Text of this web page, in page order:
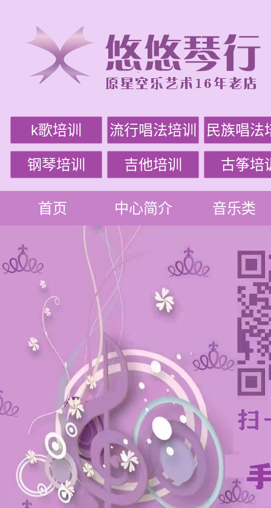
k歌培训 流行唱法培训 民族唱法
钢琴培训 吉他培训 古筝培
首页 中心简介 音乐类